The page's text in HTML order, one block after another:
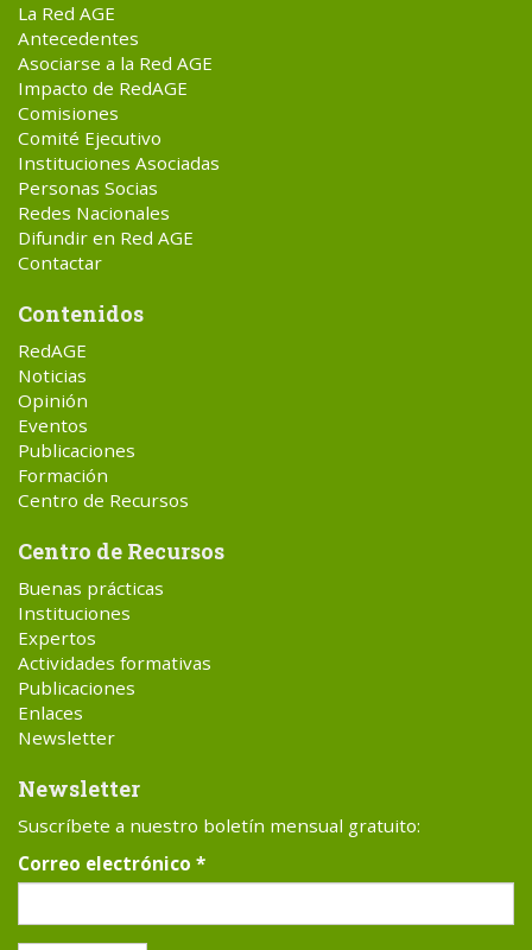
La Red AGE
Antecedentes
Asociarse a la Red AGE
Impacto de RedAGE
Comisiones
Comité Ejecutivo
Instituciones Asociadas
Personas Socias
Redes Nacionales
Difundir en Red AGE
Contactar
Contenidos
RedAGE
Noticias
Opinión
Eventos
Publicaciones
Formación
Centro de Recursos
Centro de Recursos
Buenas prácticas
Instituciones
Expertos
Actividades formativas
Publicaciones
Enlaces
Newsletter
Newsletter
Suscríbete a nuestro boletín mensual gratuito:
Correo electrónico *